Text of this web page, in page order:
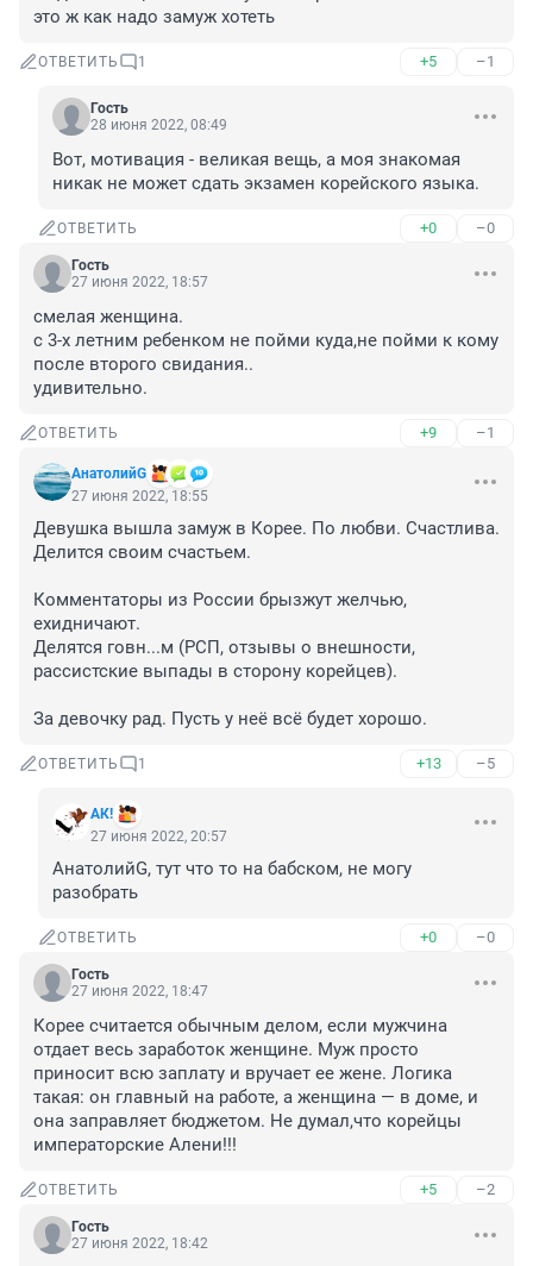
это ж как надо замуж хотеть
ОТВЕТИТЬ 1 +5 –1
Гость
28 июня 2022, 08:49
Вот, мотивация - великая вещь, а моя знакомая
никак не может сдать экзамен корейского языка.
ОТВЕТИТЬ +0 –0
Гость
27 июня 2022, 18:57
смелая женщина.
с 3-х летним ребенком не пойми куда,не пойми к кому
после второго свидания..
удивительно.
ОТВЕТИТЬ +9 –1
АнатолийG
27 июня 2022, 18:55
Девушка вышла замуж в Корее. По любви. Счастлива.
Делится своим счастьем.
Комментаторы из России брызжут желчью,
ехидничают.
Делятся говн...м (РСП, отзывы о внешности,
рассистские выпады в сторону корейцев).
За девочку рад. Пусть у неё всё будет хорошо.
ОТВЕТИТЬ 1 +13 –5
АК!
27 июня 2022, 20:57
АнатолийG, тут что то на бабском, не могу
разобрать
ОТВЕТИТЬ +0 –0
Гость
27 июня 2022, 18:47
Корее считается обычным делом, если мужчина
отдает весь заработок женщине. Муж просто
приносит всю заплату и вручает ее жене. Логика
такая: он главный на работе, а женщина — в доме, и
она заправляет бюджетом. Не думал,что корейцы
императорские Алени!!!
ОТВЕТИТЬ +5 –2
Гость
27 июня 2022, 18:42